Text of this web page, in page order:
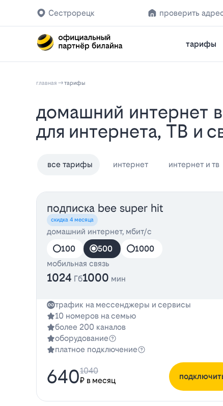
Сестрорецк проверить
тарифы
главная тарифы
Домашний интернет в Сестрорецке: тарифы Билайн 2026
для интернета, ТВ и
все тарифы интернет интернет и тв
подписка bee super hit
скидка 4 месяца
домашний интернет, мбит/с
100
500
1000
мобильная связь
1024 Гб1000 мин
трафик на мессенджеры и сервисы
10 номеров на семью
более 200 каналов
оборудование
платное подключение
640₽ в месяц
1040